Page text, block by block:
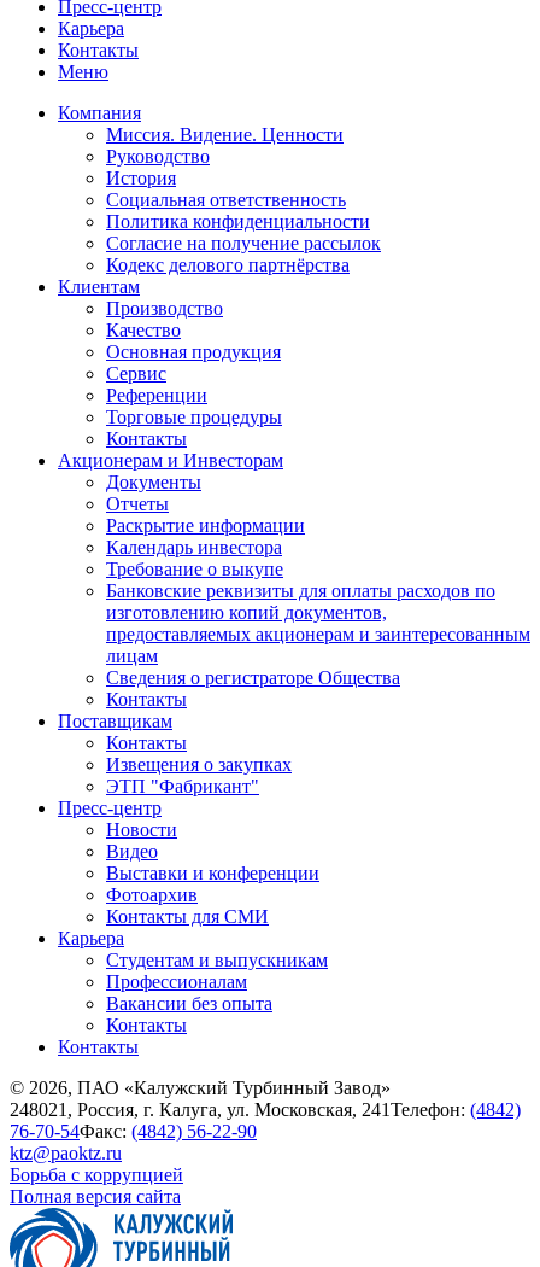
Пресс-центр
Карьера
Контакты
Меню
Компания
Миссия. Видение. Ценности
Руководство
История
Социальная ответственность
Политика конфиденциальности
Согласие на получение рассылок
Кодекс делового партнёрства
Клиентам
Производство
Качество
Основная продукция
Сервис
Референции
Торговые процедуры
Контакты
Акционерам и Инвесторам
Документы
Отчеты
Раскрытие информации
Календарь инвестора
Требование о выкупе
Банковские реквизиты для оплаты расходов по
изготовлению копий документов,
предоставляемых акционерам и заинтересованным
лицам
Сведения о регистраторе Общества
Контакты
Поставщикам
Контакты
Извещения о закупках
ЭТП "Фабрикант"
Пресс-центр
Новости
Видео
Выставки и конференции
Фотоархив
Контакты для СМИ
Карьера
Студентам и выпускникам
Профессионалам
Вакансии без опыта
Контакты
Контакты
© 2026, ПАО «Калужский Турбинный Завод»
248021, Россия, г. Калуга, ул. Московская, 241Телефон: (4842)
76-70-54Факс: (4842) 56-22-90
ktz@paoktz.ru
Борьба с коррупцией
Полная версия сайта